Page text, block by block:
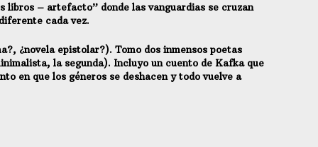
– artefacto” donde las vanguardias se cruzan
cada vez.
¿novela epistolar?). Tomo dos inmensos poetas
la segunda). Incluyo un cuento de Kafka que
en que los géneros se deshacen y todo vuelve a